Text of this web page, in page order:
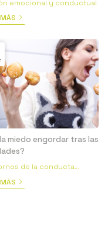
emocional y conductual
miedo engordar tras las
de la conducta